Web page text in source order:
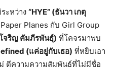
ะหว่าง “HYE” (ธันวา เกตุ
Planes กับ Girl Group
โจริญ คัมภีรพันธุ์) ที่โคจรมาพบ
(แค่อยู่กับเธอ) ที่หยิบเอา
ม่ ตีความความสัมพันธ์ที่ไม่มีชื่อ